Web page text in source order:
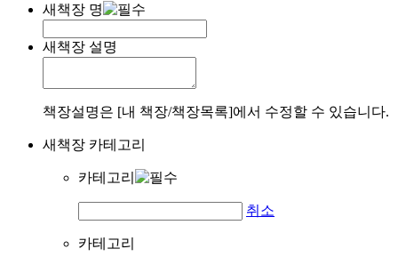
새책장 명
새책장 설명
책장설명은 [내 책장/책장목록]에서 수정할 수 있습니다.
새책장 카테고리
카테고리
취소
카테고리